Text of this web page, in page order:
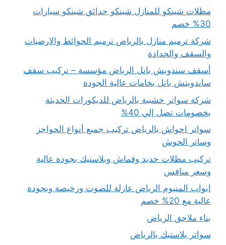
مظلات شينكو للمنازل شينكو حدائق شينكو سيارات
30% خصم
شركة ترميم منازل بالرياض ترميم الحوائط والارضيات
والسقف والحدادة
أسقف سندويش بانل الرياض مؤسسة – تركيب سقف
ساندويتش بانل بخامات عالية الجودة
شركة سواتر خشبية بالرياض للديكورات الحديثة
بخصومات تصل إلي 40%
سواتر احواش بالرياض تركيب جميع أنواع الحواجز
وساتر الحوش
تركيب مظلات حديد وقماش وبلاستيك بجودة عالية
وسعر منافس
ابواب المنيوم الرياض عازلة للصوت ورخيصة وبجودة
عالية مع 20% خصم
بناء ملاحق الرياض
سواتر بلاستيك بالرياض